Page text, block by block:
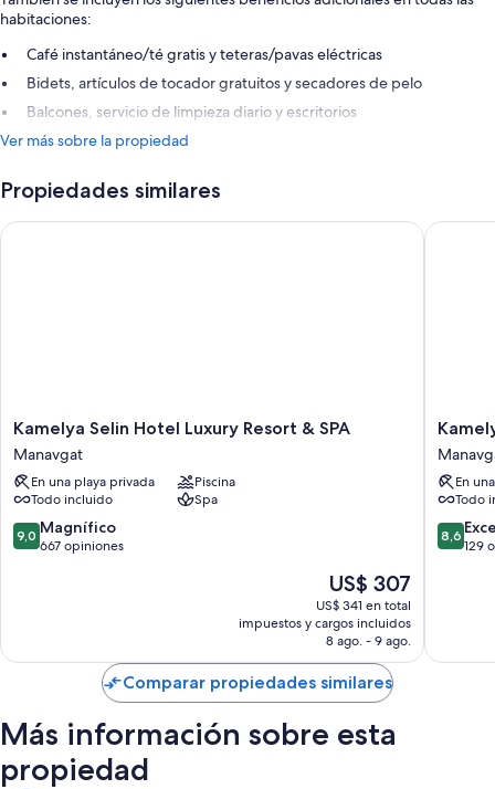
habitaciones:
Café instantáneo/té gratis y teteras/pavas eléctricas
Bidets, artículos de tocador gratuitos y secadores de pelo
Balcones, servicio de limpieza diario y escritorios
Ver más sobre la propiedad
Propiedades similares
Kamelya
Selin
Hotel
Luxury
Resort
&
SPA
Kamelya Selin Hotel Luxury Resort & SPA
Manavgat
En una playa privada
Piscina
Todo incluido
Spa
9.0
de
9,0 Magnífico
667 opiniones
El
precio
actual
es
de
US$ 307
US$ 307
US$ 341 en total
impuestos y cargos incluidos
8 ago. - 9 ago.
Kamelya Selin Hotel Luxury Resort & SPA
Kamelya
Fulya
Hotel
-
All
inclusive
En
Todo
8.6
de
8,6
129
Comparar propiedades similares
Más información sobre esta
propiedad